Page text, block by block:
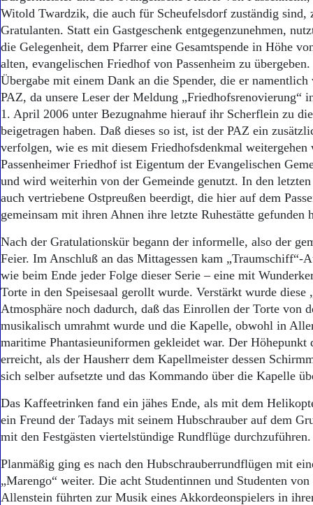
Witold Twardzik, die auch für Scheufelsdorf zuständig sind,
Gratulanten. Statt ein Gastgeschenk entgegenzunehmen,
die Gelegenheit, dem Pfarrer eine Gesamtspende in Höhe
alten, evangelischen Friedhof von Passenheim zu
Übergabe mit einem Dank an die Spender, die er
PAZ, da unsere Leser der Meldung „Friedhofsrenovierung“
1. April 2006 unter Bezugnahme hierauf ihr Scherflein zu
beigetragen haben. Daß dieses so ist, ist der PAZ ein
verfolgen, wie es mit diesem Friedhofsdenkmal
Passenheimer Friedhof ist Eigentum der Evangelischen
und wird weiterhin von der Gemeinde genutzt. In den
auch vertriebene Ostpreußen beerdigt, die hier auf dem
gemeinsam mit ihren Ahnen ihre letzte Ruhestätte gefunden
Nach der Gratulationskür begann der informelle, also der
Feier. Im Anschluß an das Mittagessen kam „Traumschiff“-
wie beim Ende jeder Folge dieser Serie – eine mit
Torte in den Speisesaal gerollt wurde. Verstärkt wurde diese
Atmosphäre noch dadurch, daß das Einrollen der Torte von
musikalisch umrahmt wurde und die Kapelle, obwohl in
maritime Phantasieuniformen gekleidet war. Der Höhepunkt
erreicht, als der Hausherr dem Kapellmeister dessen
sich selber aufsetzte und das Kommando über die Kapelle
Das Kaffeetrinken fand ein jähes Ende, als mit dem
ein Freund der Tadays mit seinem Hubschrauber auf dem
mit den Festgästen viertelstündige Rundflüge durchzuführen.
Planmäßig ging es nach den Hubschrauberrundflügen mit
„Marengo“ weiter. Die acht Studentinnen und Studenten
Allenstein führten zur Musik eines Akkordeonspielers in